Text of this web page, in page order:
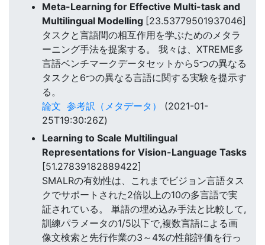
Meta-Learning for Effective Multi-task and
Multilingual Modelling [23.53779501937046]
タスクと言語間の相互作用を学ぶためのメタラ
ーニング手法を提案する。 我々は、XTREME多
言語ベンチマークデータセットから5つの異なる
タスクと6つの異なる言語に関する実験を提示す
る。
論文 参考訳（メタデータ）
(2021-01-
25T19:30:26Z)
Learning to Scale Multilingual
Representations for Vision-Language Tasks
[51.27839182889422]
SMALRの有効性は、これまでビジョン言語タス
クでサポートされた2倍以上の10の多言語で実
証されている。 単語の埋め込み手法と比較して,
訓練パラメータの1/5以下で,複数言語による画
像文検索と先行作業の3～4%の性能評価を行っ